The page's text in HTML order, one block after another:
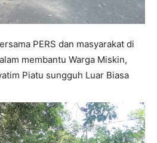
PERS dan masyarakat di
membantu Warga Miskin,
Piatu sungguh Luar Biasa